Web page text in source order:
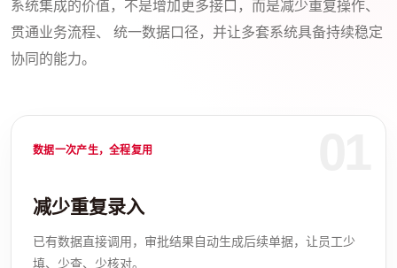
系统集成的价值，不是增加更多接口，而是减少重复操作、
贯通业务流程、 统一数据口径，并让多套系统具备持续稳定
协同的能力。
数据一次产生，全程复用
减少重复录入
已有数据直接调用，审批结果自动生成后续单据，让员工少
填、少查、少核对。